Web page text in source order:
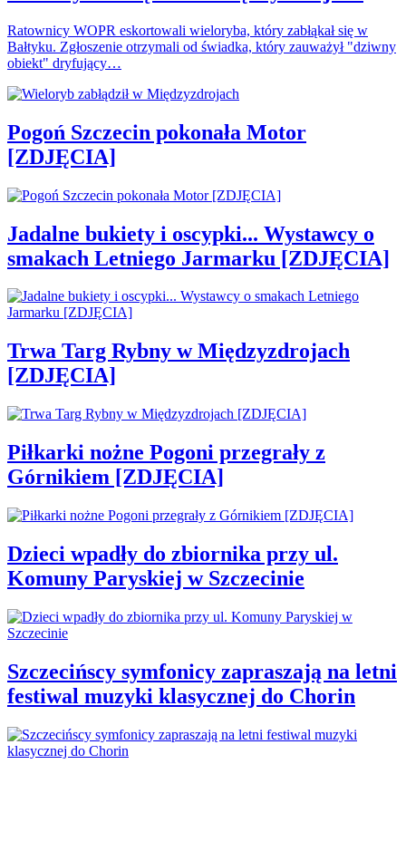
Ratownicy WOPR eskortowali wieloryba, który zabłąkał się w
Bałtyku. Zgłoszenie otrzymali od świadka, który zauważył "dziwny
obiekt" dryfujący…
Pogoń Szczecin pokonała Motor
[ZDJĘCIA]
Jadalne bukiety i oscypki... Wystawcy o
smakach Letniego Jarmarku [ZDJĘCIA]
Trwa Targ Rybny w Międzyzdrojach
[ZDJĘCIA]
Piłkarki nożne Pogoni przegrały z
Górnikiem [ZDJĘCIA]
Dzieci wpadły do zbiornika przy ul.
Komuny Paryskiej w Szczecinie
Szczecińscy symfonicy zapraszają na letni
festiwal muzyki klasycznej do Chorin